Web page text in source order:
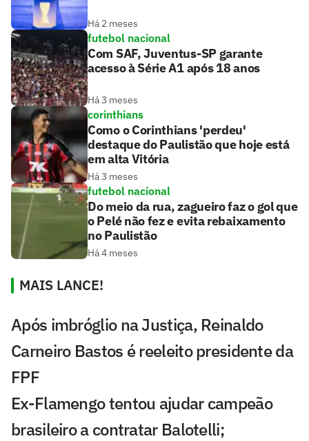
Há 2 meses
futebol nacional
Com SAF, Juventus-SP garante
acesso à Série A1 após 18 anos
Há 3 meses
corinthians
Como o Corinthians 'perdeu'
destaque do Paulistão que hoje está
em alta Vitória
Há 3 meses
futebol nacional
Do meio da rua, zagueiro faz o gol que
o Pelé não fez e evita rebaixamento
no Paulistão
Há 4 meses
MAIS LANCE!
Após imbróglio na Justiça, Reinaldo
Carneiro Bastos é reeleito presidente da
FPF
Ex-Flamengo tentou ajudar campeão
brasileiro a contratar Balotelli;